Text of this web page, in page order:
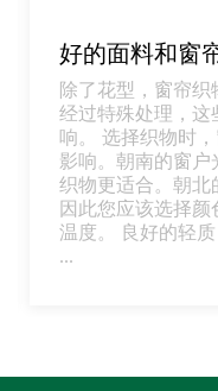
好的面料和窗
除了花型，窗帘
经过特殊处理，这
响。 选择织物时
影响。朝南的窗户
织物更适合。朝北
因此您应该选择
温度。 良好的轻
...